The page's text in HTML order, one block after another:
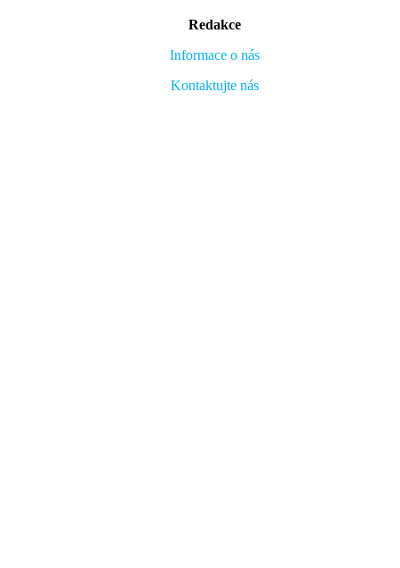
Redakce
Informace o nás
Kontaktujte nás